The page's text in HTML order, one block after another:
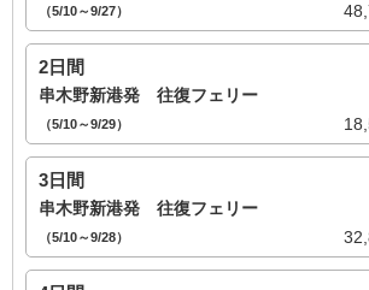
（5/10～9/27）
2日間
串木野新港発 往復フェリー
（5/10～9/29）
3日間
串木野新港発 往復フェリー
（5/10～9/28）